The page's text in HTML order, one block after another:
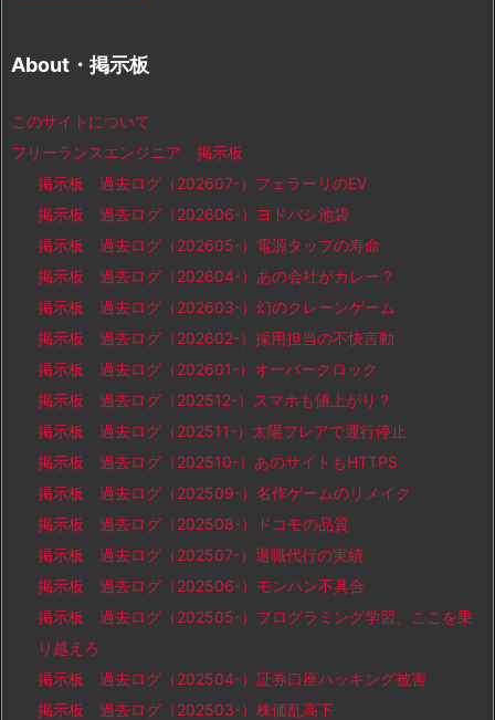
About・掲示板
このサイトについて
フリーランスエンジニア 掲示板
掲示板 過去ログ（202607-）フェラーリのEV
掲示板 過去ログ（202606-）ヨドバシ池袋
掲示板 過去ログ（202605-）電源タップの寿命
掲示板 過去ログ（202604-）あの会社がカレー？
掲示板 過去ログ（202603-）幻のクレーンゲーム
掲示板 過去ログ（202602-）採用担当の不快言動
掲示板 過去ログ（202601-）オーバークロック
掲示板 過去ログ（202512-）スマホも値上がり？
掲示板 過去ログ（202511-）太陽フレアで運行停止
掲示板 過去ログ（202510-）あのサイトもHTTPS
掲示板 過去ログ（202509-）名作ゲームのリメイク
掲示板 過去ログ（202508-）ドコモの品質
掲示板 過去ログ（202507-）退職代行の実績
掲示板 過去ログ（202506-）モンハン不具合
掲示板 過去ログ（202505-）プログラミング学習、ここを乗
り越えろ
掲示板 過去ログ（202504-）証券口座ハッキング被害
掲示板 過去ログ（202503-）株価乱高下